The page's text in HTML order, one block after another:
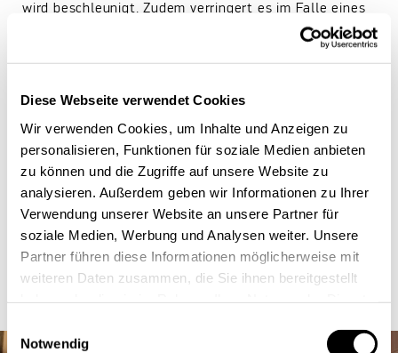
Diese Webseite verwendet Cookies
Wir verwenden Cookies, um Inhalte und Anzeigen zu
personalisieren, Funktionen für soziale Medien anbieten
zu können und die Zugriffe auf unsere Website zu
analysieren. Außerdem geben wir Informationen zu Ihrer
Verwendung unserer Website an unsere Partner für
soziale Medien, Werbung und Analysen weiter. Unsere
Partner führen diese Informationen möglicherweise mit
weiteren Daten zusammen, die Sie ihnen bereitgestellt
Notwendig
wird beschleunigt. Zudem verringert es im Falle eines
Scheiterns das eingebrachte Investment. Wer auf
insgesamt in den Hintergrund.
Zum Schluss seines Vortrags sind die Zuhörer gefragt.
Kromer wirft die nächsten Schritte an die Wand, die
jeder, der schneller Innovationen hervorbringen will
nun ergreifen muss: Such dir ein Hindernis aus deinem
Business-Umfeld raus und entwickele eine Idee, um es
zu ändern.
Auf die Plätze, fertig, innovate!